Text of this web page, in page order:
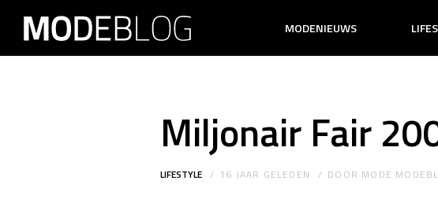
MODENIEUWS
Miljonair Fair
LIFESTYLE 16 JAAR GELEDEN DOOR MODE